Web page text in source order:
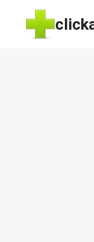
Перейти
содержимому